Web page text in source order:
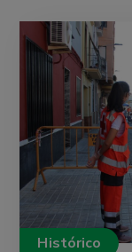
Histórico